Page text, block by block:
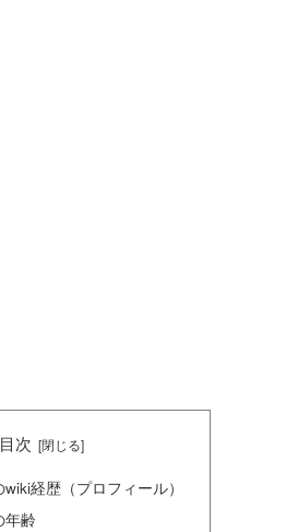
目次
経歴（プロフィール）
年齢